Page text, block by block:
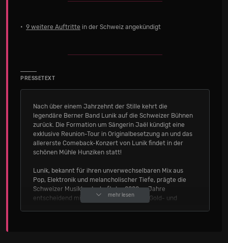
• 9 weitere Auftritte in der Schweiz angekündigt
PRESSETEXT
Nach über einem Jahrzehnt der Stille kehrt die
legendäre Berner Band Lunik auf die Schweizer Bühnen
zurück. Die Formation um Sängerin Jaël kündigt eine
exklusive Reunion-Tour in Originalbesetzung an und das
allererste Comeback-Konzert von Lunik findet in der
schönen Mühle Hunziken statt!
Lunik, bekannt für ihren unverwechselbaren Mix aus
Pop, Elektronik und melancholischer Tiefe, prägte die
Schweizer Musiklandschaft der 2000er-Jahre
entscheidend mit. Ihre Alben erreichten Gold- und
mehr lesen